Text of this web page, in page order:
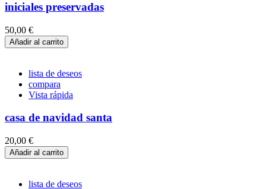
iniciales preservadas
50,00 €
Añadir al carrito
lista de deseos
compara
Vista rápida
casa de navidad santa
20,00 €
Añadir al carrito
lista de deseos